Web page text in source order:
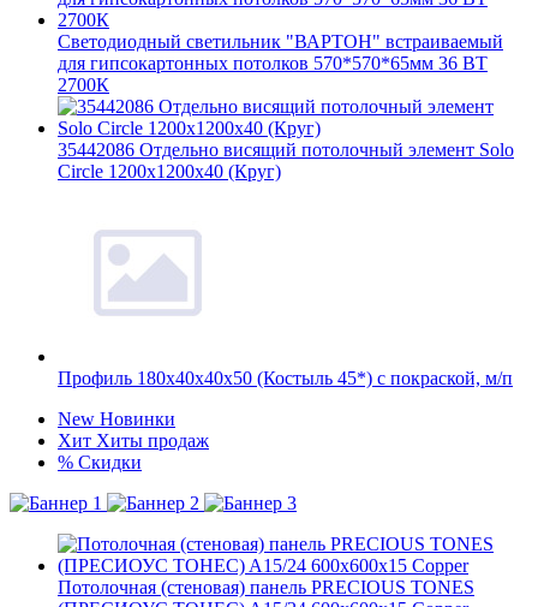
Светодиодный светильник "ВАРТОН" встраиваемый
для гипсокартонных потолков 570*570*65мм 36 ВТ
2700К
35442086 Отдельно висящий потолочный элемент Solo
Circle 1200x1200x40 (Круг)
Профиль 180х40х40х50 (Костыль 45*) с покраской, м/п
New Новинки
Хит Хиты продаж
% Скидки
Потолочная (стеновая) панель PRECIOUS TONES